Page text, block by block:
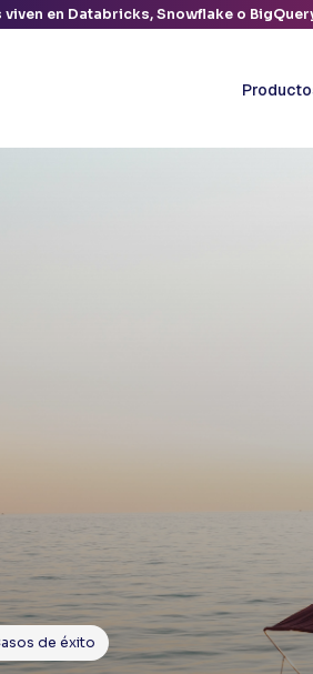
viven en Databricks, Snowflake o
de éxito